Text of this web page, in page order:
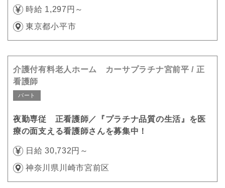
時給 1,297円～
東京都小平市
介護付有料老人ホーム カーサプラチナ宮前平 / 正
看護師
パート
夜勤専従 正看護師／『プラチナ品質の生活』を医
療の面支える看護師さんを募集中！
日給 30,732円～
神奈川県川崎市宮前区